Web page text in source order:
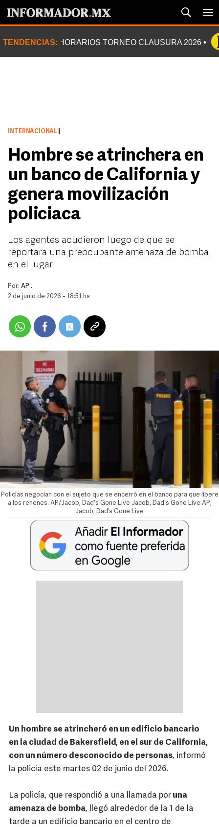
TENDENCIAS: HORARIOS TORNEO CLAUSURA 2026
INTERNACIONAL
Hombre se atrinchera en
un banco de California y
genera movilización
policiaca
Los agentes acudieron luego de que se
reportara una preocupante amenaza de bomba
en el lugar
Por: AP .
2 de junio de 2026 - 18:51 hs
Policías negocian con el sujeto que se encerró en el banco para que libere
a los rehenes. AP/Jacob, Dad's Gone Live Jacob, Dad's Gone Live AP,
Jacob, Dad’s Gone Live
Un hombre se atrincheró en un edificio bancario
en la ciudad de Bakersfield, en el sur de California,
con un número desconocido de personas, informó
la policía este martes 02 de junio del 2026.
La policía, que respondió a una llamada por una
amenaza de bomba, llegó alrededor de la 1 de la
tarde a un edificio bancario en el centro de